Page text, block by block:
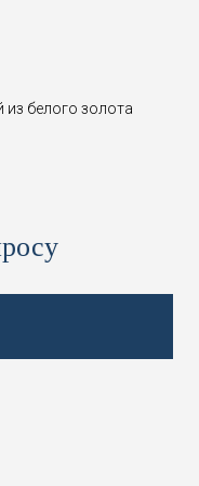
из белого золота